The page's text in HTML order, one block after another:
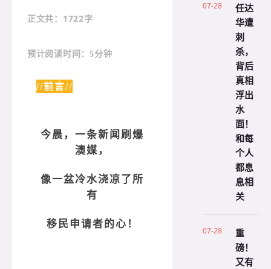
正文共 ：1722字
预计阅读时间：5分钟
//前言//
今晨，一条新闻刷爆
澳媒，
像一盆冷水浇凉了所
有
移民申请者的心！
07-28
任达
华遭
刺
杀，
背后
真相
浮出
水
面！
和每
个人
都息
息相
关
07-28
重
磅！
又有